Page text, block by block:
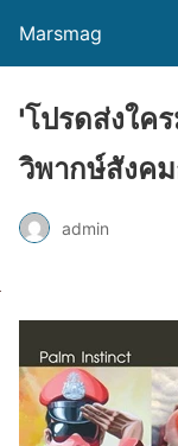
Marsmag
'โปรดส่งใค
วิพากษ์สังคม
admin